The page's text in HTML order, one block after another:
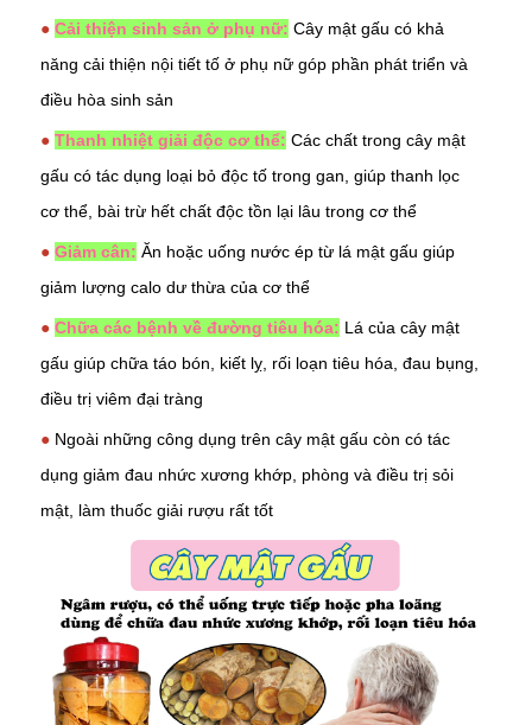
● Cải thiện sinh sản ở phụ nữ: Cây mật gấu có khả
năng cải thiện nội tiết tố ở phụ nữ góp phần phát triển và
điều hòa sinh sản
● Thanh nhiệt giải độc cơ thể: Các chất trong cây mật
gấu có tác dụng loại bỏ độc tố trong gan, giúp thanh lọc
cơ thể, bài trừ hết chất độc tồn lại lâu trong cơ thể
● Giảm cân: Ăn hoặc uống nước ép từ lá mật gấu giúp
giảm lượng calo dư thừa của cơ thể
● Chữa các bệnh về đường tiêu hóa: Lá của cây mật
gấu giúp chữa táo bón , kiết lỵ, rối loạn tiêu hóa, đau bụng,
điều trị viêm đại tràng
● Ngoài những công dụng trên cây mật gấu còn có tác
dụng giảm đau nhức xương khớp , phòng và điều trị sỏi
mật, làm thuốc giải rượu rất tốt